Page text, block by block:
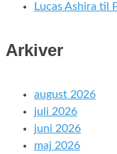
Lucas Ashira til
Arkiver
august 2026
juli 2026
juni 2026
maj 2026